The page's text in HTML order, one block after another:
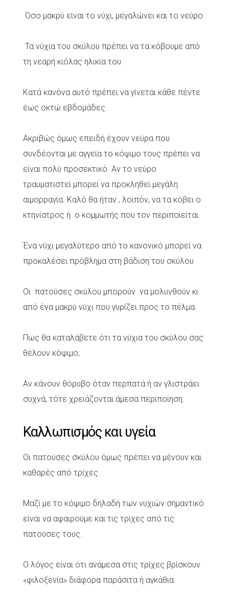
Όσο μακρύ είναι το νύχι, μεγαλώνει και το νεύρο.
Τα νύχια του σκύλου πρέπει να τα κόβουμε από
τη νεαρή κιόλας ηλικία του .
Κατά κανόνα αυτό πρέπει να γίνεται κάθε πέντε
έως οκτώ εβδομάδες.
Ακριβώς όμως επειδή έχουν νεύρα που
συνδέονται με αγγεία το κόψιμο τους πρέπει να
είναι πολύ προσεκτικό. Αν το νεύρο
τραυματιστεί μπορεί να προκληθεί μεγάλη
αιμορραγία. Καλό θα ήταν , λοιπόν, να τα κόβει ο
κτηνίατρος ή ο κομμωτής που τον περιποιείται.
Ένα νύχι μεγαλύτερο από το κανονικό μπορεί να
προκαλέσει πρόβλημα στη βάδιση του σκύλου
Οι πατούσες σκύλου μπορούν να μολυνθούν κι
από ένα μακρύ νύχι που γυρίζει προς το πέλμα.
Πως θα καταλάβετε ότι τα νύχια του σκύλου σας
θέλουν κόψιμο;
Αν κάνουν θόρυβο όταν περπατά ή αν γλιστράει
συχνά, τότε χρειάζονται άμεσα περιποίηση.
Καλλωπισμός και υγεία
Οι πατούσες σκύλου όμως πρέπει να μένουν και
καθαρές από τρίχες.
Μαζί με το κόψιμο δηλαδή των νυχιών σημαντικό
είναι να αφαιρούμε και τις τρίχες από τις
πατούσες τους.
Ο λόγος είναι ότι ανάμεσα στις τρίχες βρίσκουν
«φιλοξενία» διάφορα παράσιτα ή αγκάθια.